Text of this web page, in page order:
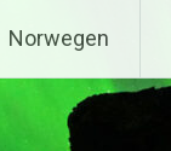
Norwegen